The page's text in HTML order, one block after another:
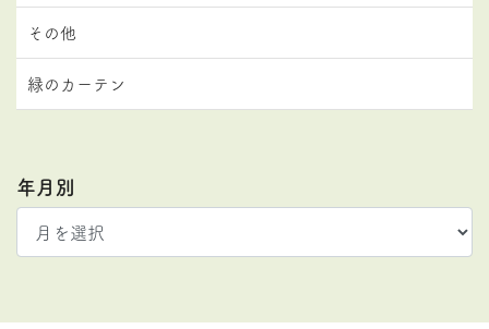
その他
緑のカーテン
年月別